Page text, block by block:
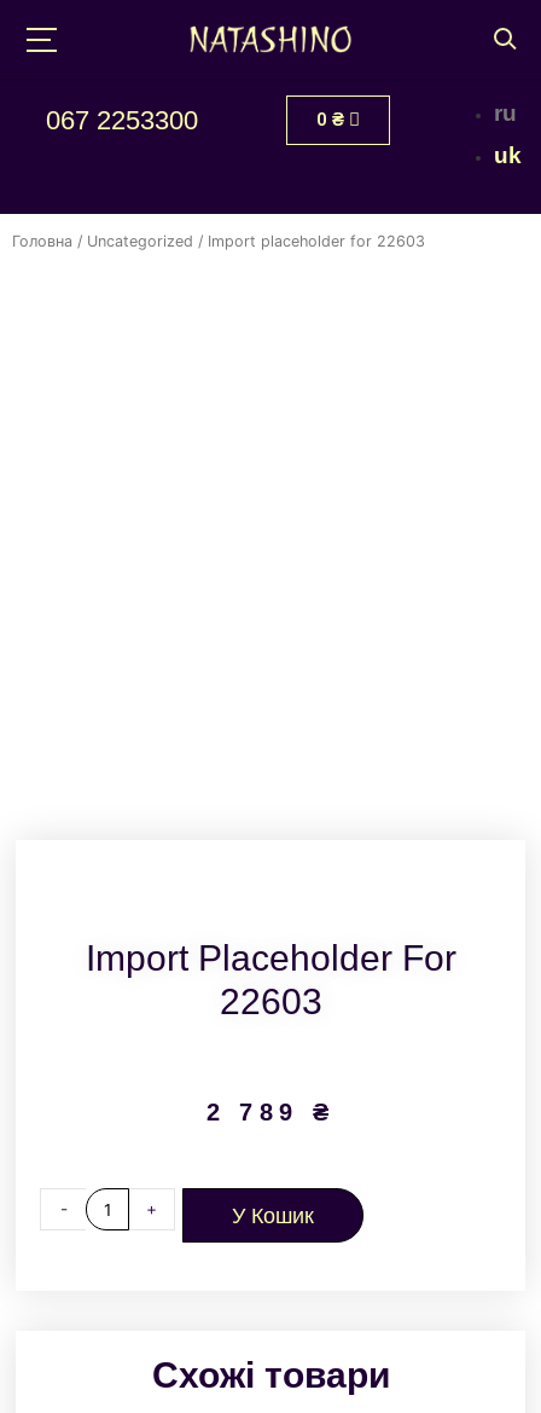
067 2253300 0 ₴
ru
uk
Головна / Uncategorized / Import placeholder for 22603
Import Placeholder For
22603
2 789 ₴
- + У Кошик
Схожі товари